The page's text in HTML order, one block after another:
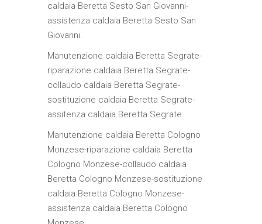
caldaia Beretta Sesto San Giovanni-
assistenza caldaia Beretta Sesto San
Giovanni.
Manutenzione caldaia Beretta Segrate-
riparazione caldaia Beretta Segrate-
collaudo caldaia Beretta Segrate-
sostituzione caldaia Beretta Segrate-
assitenza caldaia Beretta Segrate.
Manutenzione caldaia Beretta Cologno
Monzese-riparazione caldaia Beretta
Cologno Monzese-collaudo caldaia
Beretta Cologno Monzese-sostituzione
caldaia Beretta Cologno Monzese-
assistenza caldaia Beretta Cologno